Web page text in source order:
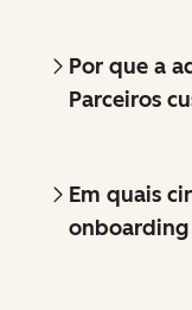
Por que a
Parceiros
Em quais
onboarding